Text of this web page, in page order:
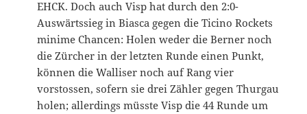
EHCK. Doch auch Visp hat durch den 2:0-
Auswärtssieg in Biasca gegen die Ticino Rockets
minime Chancen: Holen weder die Berner noch
die Zürcher in der letzten Runde einen Punkt,
können die Walliser noch auf Rang vier
vorstossen, sofern sie drei Zähler gegen Thurgau
holen; allerdings müsste Visp die 44 Runde um